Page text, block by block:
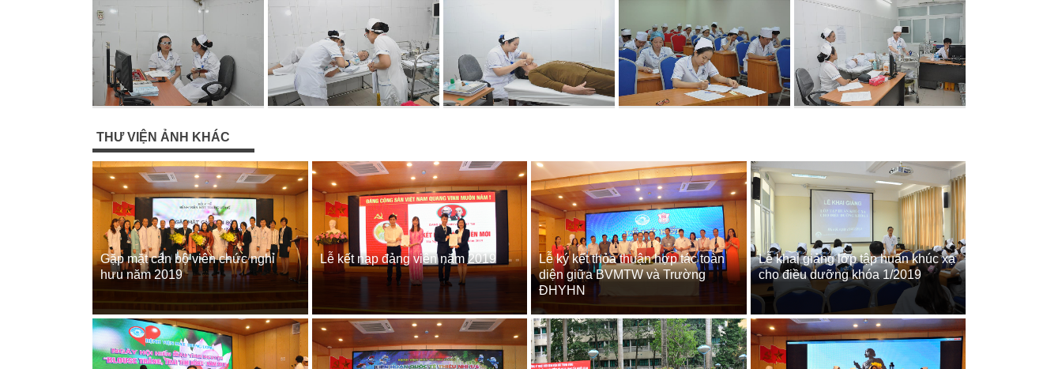
THƯ VIỆN ẢNH KHÁC
Gặp mặt cán bộ viên chức nghỉ
hưu năm 2019
Lễ kết nạp đảng viên năm 2019
Lễ ký kết thỏa thuận hợp tác toàn
diện giữa BVMTW và Trường
ĐHYHN
Lễ khai giảng lớp tập huấn khúc xạ
cho điều dưỡng khóa 1/2019